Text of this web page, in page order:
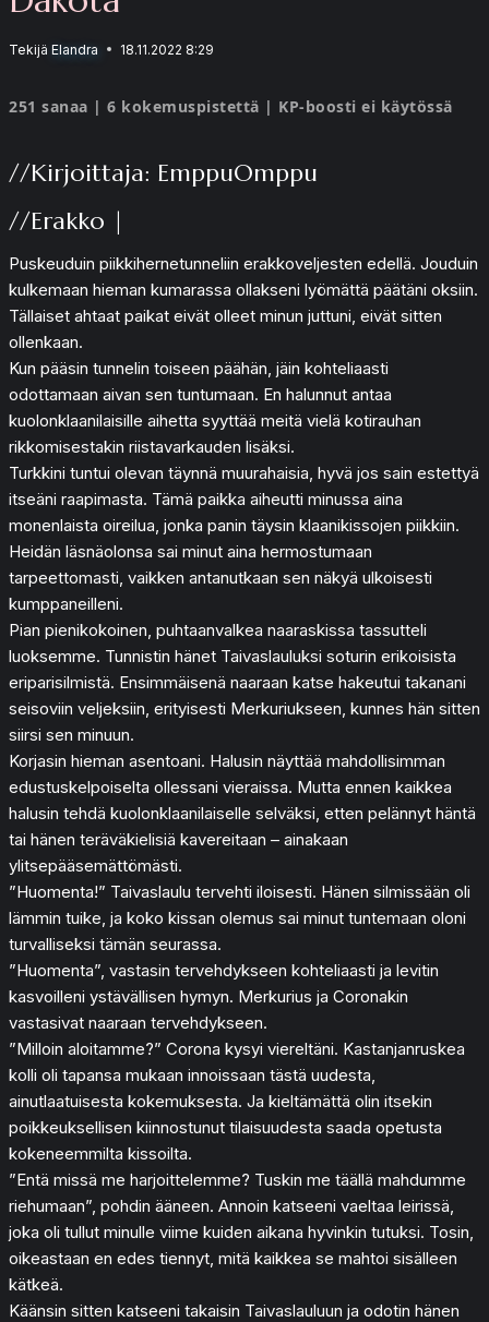
Tekijä Elandra 18.11.2022 8:29
251 sanaa | 6 kokemuspistettä | KP-boosti ei käytössä
//Kirjoittaja: EmppuOmppu
//Erakko |
Puskeuduin piikkihernetunneliin erakkoveljesten edellä. Jouduin
kulkemaan hieman kumarassa ollakseni lyömättä päätäni oksiin.
Tällaiset ahtaat paikat eivät olleet minun juttuni, eivät sitten
ollenkaan.
Kun pääsin tunnelin toiseen päähän, jäin kohteliaasti
odottamaan aivan sen tuntumaan. En halunnut antaa
kuolonklaanilaisille aihetta syyttää meitä vielä kotirauhan
rikkomisestakin riistavarkauden lisäksi.
Turkkini tuntui olevan täynnä muurahaisia, hyvä jos sain estettyä
itseäni raapimasta. Tämä paikka aiheutti minussa aina
monenlaista oireilua, jonka panin täysin klaanikissojen piikkiin.
Heidän läsnäolonsa sai minut aina hermostumaan
tarpeettomasti, vaikken antanutkaan sen näkyä ulkoisesti
kumppaneilleni.
Pian pienikokoinen, puhtaanvalkea naaraskissa tassutteli
luoksemme. Tunnistin hänet Taivaslauluksi soturin erikoisista
eriparisilmistä. Ensimmäisenä naaraan katse hakeutui takanani
seisoviin veljeksiin, erityisesti Merkuriukseen, kunnes hän sitten
siirsi sen minuun.
Korjasin hieman asentoani. Halusin näyttää mahdollisimman
edustuskelpoiselta ollessani vieraissa. Mutta ennen kaikkea
halusin tehdä kuolonklaanilaiselle selväksi, etten pelännyt häntä
tai hänen teräväkielisiä kavereitaan – ainakaan
ylitsepääsemättömästi.
”Huomenta!” Taivaslaulu tervehti iloisesti. Hänen silmissään oli
lämmin tuike, ja koko kissan olemus sai minut tuntemaan oloni
turvalliseksi tämän seurassa.
”Huomenta”, vastasin tervehdykseen kohteliaasti ja levitin
kasvoilleni ystävällisen hymyn. Merkurius ja Coronakin
vastasivat naaraan tervehdykseen.
”Milloin aloitamme?” Corona kysyi viereltäni. Kastanjanruskea
kolli oli tapansa mukaan innoissaan tästä uudesta,
ainutlaatuisesta kokemuksesta. Ja kieltämättä olin itsekin
poikkeuksellisen kiinnostunut tilaisuudesta saada opetusta
kokeneemmilta kissoilta.
”Entä missä me harjoittelemme? Tuskin me täällä mahdumme
riehumaan”, pohdin ääneen. Annoin katseeni vaeltaa leirissä,
joka oli tullut minulle viime kuiden aikana hyvinkin tutuksi. Tosin,
oikeastaan en edes tiennyt, mitä kaikkea se mahtoi sisälleen
kätkeä.
Käänsin sitten katseeni takaisin Taivaslauluun ja odotin hänen